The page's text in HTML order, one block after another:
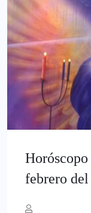
Horóscopo
febrero